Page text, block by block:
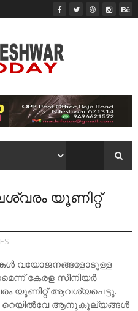
യൂണിറ്റ്
വയോജനങ്ങളോടുള്ള
കേരള സീനിയർ
യൂണിറ്റ് ആവശ്യപെട്ടു.
റെയിൽവേ ആനുകൂല്യങ്ങൾ